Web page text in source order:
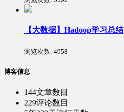
【大数据】Hadoop学习总结
浏览次数: 4958
博客信息
144文章数目
229评论数目